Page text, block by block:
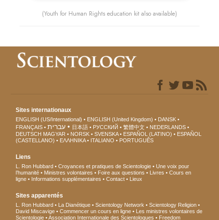
(Youth for Human Rights education kit also available)
Sites internationaux
ENGLISH (US/International) ENGLISH (United Kingdom)
DANSK
FRANÇAIS
עברית 日本語 РУССКИЙ 繁體中文
NEDERLANDS
DEUTSCH MAGYAR NORSK SVENSKA ESPAÑOL (LATINO)
ESPAÑOL
(CASTELLANO)
ΕΛΛΗΝΙΚA ITALIANO PORTUGUÊS
Liens
L. Ron Hubbard Croyances et pratiques de Scientologie
Une voix pour
l’humanité
Ministres volontaires Foire aux questions Livres
Cours en
ligne
Informations supplémentaires Contact Lieux
Sites apparentés
L. Ron Hubbard La Dianétique Scientology Network
Scientology Religion
David Miscavige
Commencer un cours en ligne
Les ministres volontaires de
Scientologie
Association Internationale des Scientologues Freedom